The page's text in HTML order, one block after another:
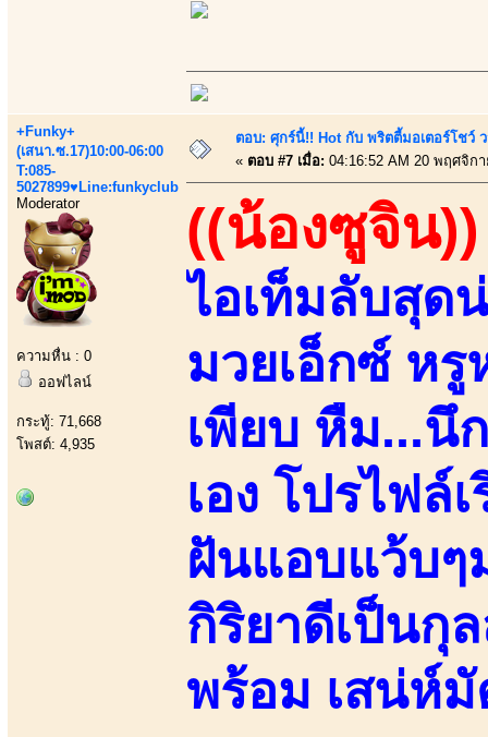
+Funky+
(เสนา.ซ.17)10:00-06:00
T:085-
5027899♥Line:funkyclub
Moderator
ความหื่น : 0
ออฟไลน์
กระทู้: 71,668
โพสต์: 4,935
ตอบ: ศุกร์นี้!! Hot กับ พริตตี้มอเตอร์โชว์ ว
« ตอบ #7 เมื่อ: 04:16:52 AM 20 พฤศจิก
((น้องซูจิน))
ไอเท็มลับสุด
มวยเอ็กซ์ ห
เพียบ หืม...นึ
เอง โปรไฟล์
ฝันแอบแว้บๆ
กิริยาดีเป็นกุ
พร้อม เสน่ห์